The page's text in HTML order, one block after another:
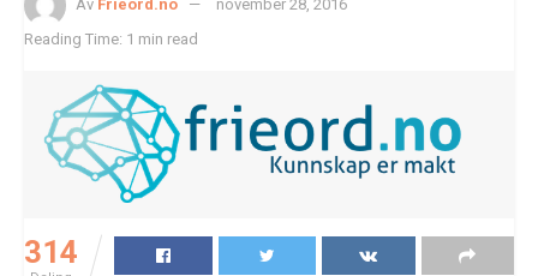
Av Frieord.no
november 28, 2016
Reading Time: 1 min read
314